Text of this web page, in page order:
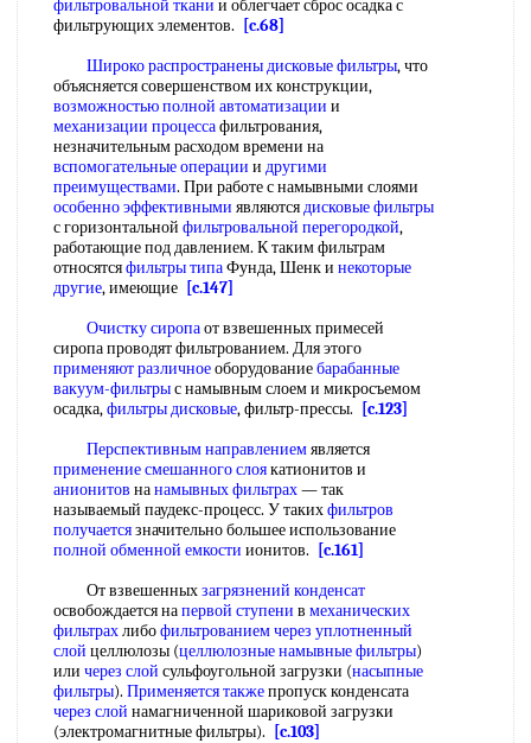
фильтровальной ткани и облегчает сброс осадка с
фильтрующих элементов.
[c.68]
Широко распространеныдисковые фильтры, что
объясняется совершенством их конструкции,
возможностью полной автоматизации и
механизации процессафильтрования,
незначительным расходом времени на
вспомогательные операции и другими
преимуществами. При работе с намывными слоями
особенно эффективными являютсядисковые фильтры
с горизонтальной фильтровальной перегородкой,
работающие под давлением. К таким фильтрам
относятсяфильтры типаФунда, Шенк и некоторые
другие, имеющие [c.147]
Очистку сиропаот взвешенных примесей
сиропа проводят фильтрованием. Для этого
применяют различноеоборудованиебарабанные
вакуум-фильтрыс намывным слоем и микросъемом
осадка,фильтры дисковые, фильтр-прессы.
[c.123]
Перспективным направлениемявляется
применение смешанного слоякатионитов и
анионитов нанамывных фильтрах— так
называемый паудекс-процесс. У такихфильтров
получаетсязначительно большее использование
полной обменной емкости ионитов.
[c.161]
От взвешенныхзагрязнений конденсат
освобождается напервой ступени в механических
фильтрахлибофильтрованием через уплотненный
слой целлюлозы (целлюлозные намывные фильтры)
или через слой сульфоугольной загрузки (насыпные
фильтры). Применяется такжепропуск конденсата
через слой намагниченной шариковой загрузки
(электромагнитные фильтры).
[c.103]